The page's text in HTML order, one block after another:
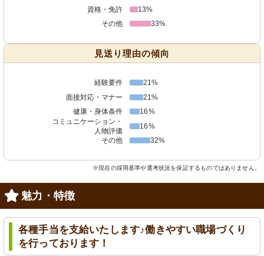
資格・免許
13%
その他
33%
見送り理由の傾向
経験要件
21%
面接対応・マナー
21%
健康・身体条件
16%
コミュニケーション・
人物評価
16%
その他
32%
※現在の採用基準や選考状況を保証するものではありません。
魅力・特徴
各種手当を支給いたします♪働きやすい職場づくり
を行っております！